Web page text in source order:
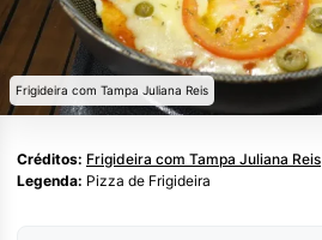
Frigideira com Tampa Juliana Reis
Créditos: Frigideira com Tampa Juliana Reis
Legenda: Pizza de Frigideira